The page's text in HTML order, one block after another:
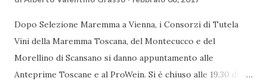
Dopo Selezione Maremma a Vienna, i Consorzi di Tutela
Vini della Maremma Toscana, del Montecucco e del
Morellino di Scansano si danno appuntamento alle
Anteprime Toscane e al ProWein. Si è chiuso alle 19.30 di